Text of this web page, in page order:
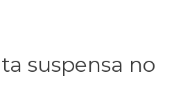
suspensa no